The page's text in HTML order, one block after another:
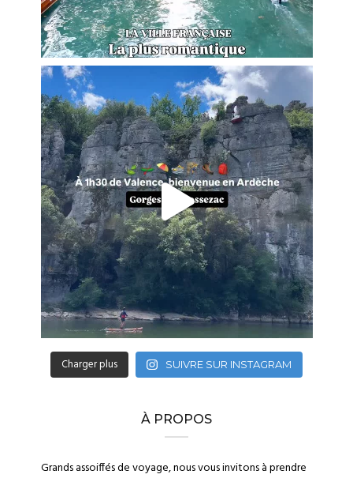
Charger plus SUIVRE SUR INSTAGRAM
À PROPOS
Grands assoiffés de voyage, nous vous invitons à prendre